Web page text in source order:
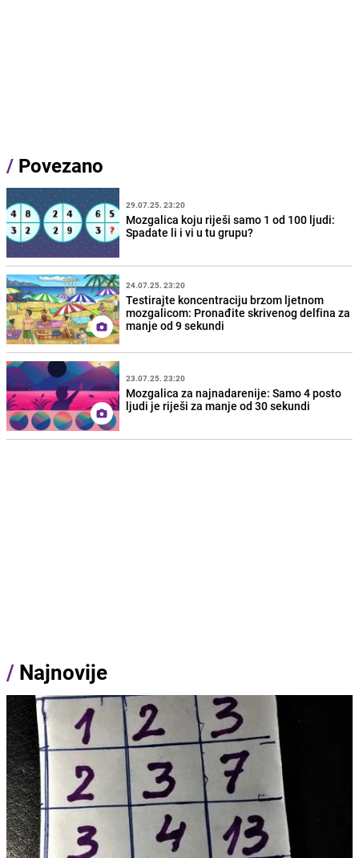
/ Povezano
29.07.25. 23:20
Mozgalica koju riješi samo 1 od 100 ljudi:
Spadate li i vi u tu grupu?
24.07.25. 23:20
Testirajte koncentraciju brzom ljetnom
mozgalicom: Pronađite skrivenog delfina za
manje od 9 sekundi
23.07.25. 23:20
Mozgalica za najnadarenije: Samo 4 posto
ljudi je riješi za manje od 30 sekundi
/ Najnovije